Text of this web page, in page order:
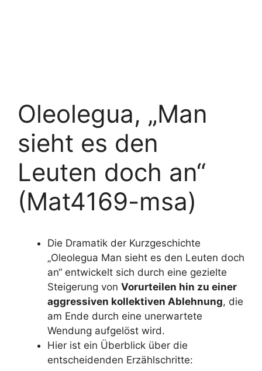
Oleolegua, „Man
sieht es den
Leuten doch an“
(Mat4169-msa)
Die Dramatik der Kurzgeschichte
„Oleolegua Man sieht es den Leuten doch
an“ entwickelt sich durch eine gezielte
Steigerung von Vorurteilen hin zu einer
aggressiven kollektiven Ablehnung, die
am Ende durch eine unerwartete
Wendung aufgelöst wird.
Hier ist ein Überblick über die
entscheidenden Erzählschritte: